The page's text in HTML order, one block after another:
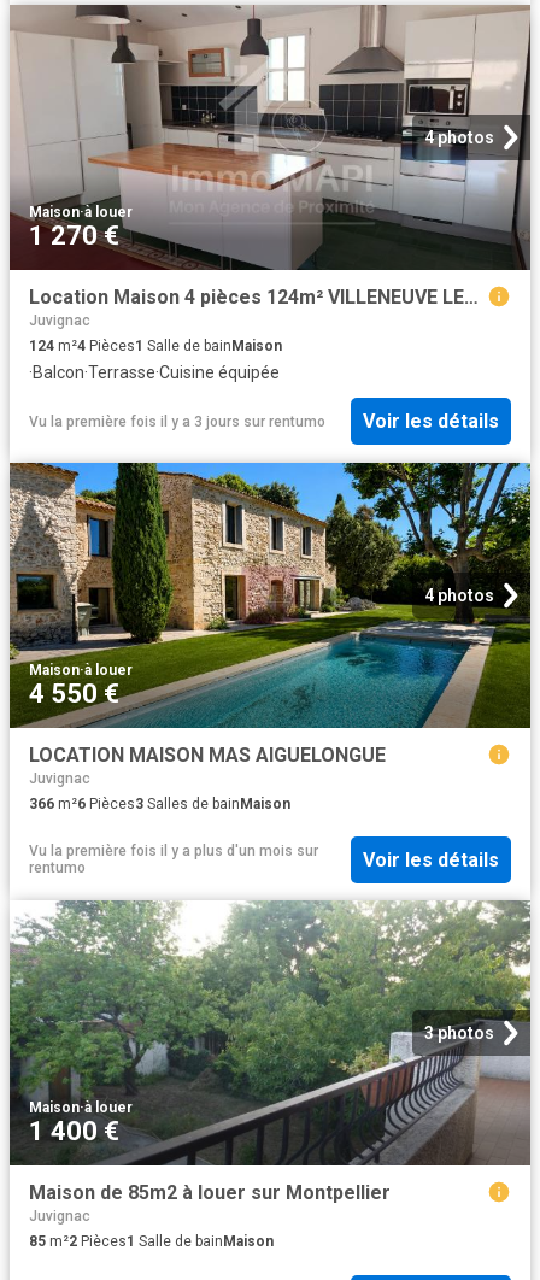
4 photos
Maison·à louer
1 270 €
Location Maison 4 pièces 124m² VILLENEUVE LES MAGUELONE 34750
Juvignac
124 m²4 Pièces1 Salle de bain Maison
·Balcon·Terrasse·Cuisine équipée
Vu la première fois il y a 3 jours sur rentumo Voir les détails
4 photos
Maison·à louer
4 550 €
LOCATION MAISON MAS AIGUELONGUE
Juvignac
366 m²6 Pièces3 Salles de bainMaison
Vu la première fois il y a plus d'un mois sur
rentumo
Voir les détails
3 photos
Maison·à louer
1 400 €
Maison de 85m2 à louer sur Montpellier
Juvignac
85 m²2 Pièces1 Salle de bain Maison